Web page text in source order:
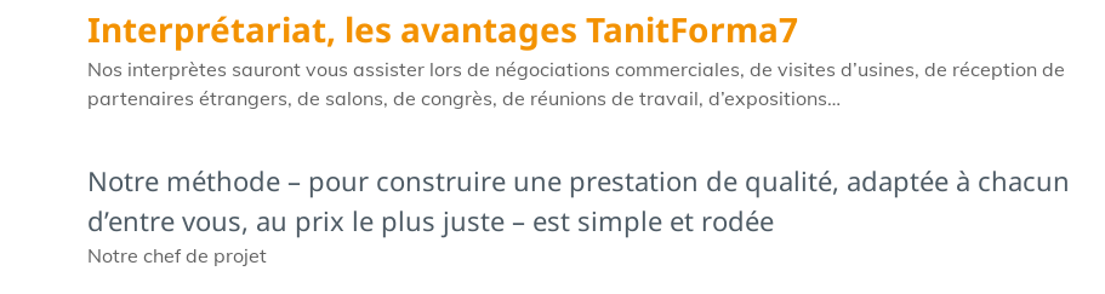
Interprétariat, les avantages TanitForma7
Nos interprètes sauront vous assister lors de négociations commerciales, de visites d’usines, de réception de
partenaires étrangers, de salons, de congrès, de réunions de travail, d’expositions…
Notre méthode – pour construire une prestation de qualité, adaptée à chacun
d’entre vous, au prix le plus juste – est simple et rodée
Notre chef de projet